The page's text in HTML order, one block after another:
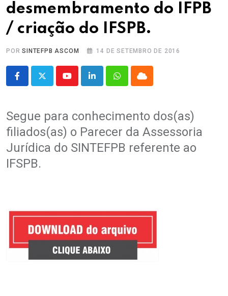
desmembramento do IFPB
/ criação do IFSPB.
PORSINTEFPB ASCOM 14 DE SETEMBRO DE 2016
YoutubeLinkedInWhatsappCloud
Segue para conhecimento dos(as)
filiados(as) o Parecer da Assessoria
Jurídica do SINTEFPB referente ao
IFSPB.